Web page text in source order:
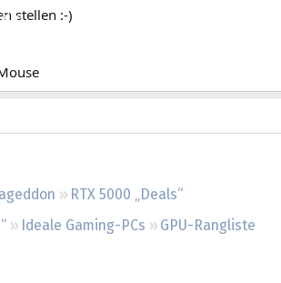
RTX 5000 „Deals“
Ideale Gaming-PCs
GPU-Rangliste
stellen :-)